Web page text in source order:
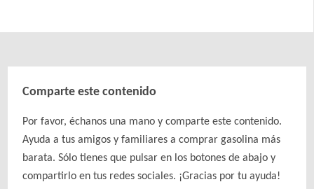
Comparte este contenido
Por favor, échanos una mano y comparte este contenido.
Ayuda a tus amigos y familiares a comprar gasolina más
barata. Sólo tienes que pulsar en los botones de abajo y
compartirlo en tus redes sociales. ¡Gracias por tu ayuda!